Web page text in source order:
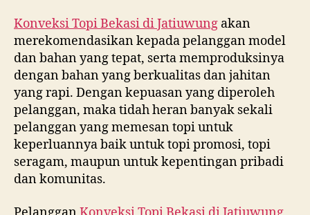
Konveksi Topi Bekasi diJatiuwung akan
merekomendasikan kepada pelanggan model
dan bahan yang tepat, serta memproduksinya
dengan bahan yang berkualitas dan jahitan
yang rapi. Dengan kepuasan yang diperoleh
pelanggan, maka tidah heran banyak sekali
pelanggan yang memesan topi untuk
keperluannya baik untuk topi promosi, topi
seragam, maupun untuk kepentingan pribadi
dan komunitas.